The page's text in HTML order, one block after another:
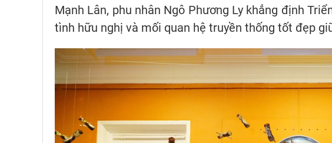
Mạnh Lân, phu nhân Ngô Phương Ly khẳng định
tình hữu nghị và mối quan hệ truyền thống tốt đẹp